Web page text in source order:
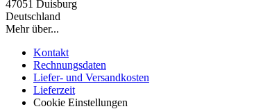
47051 Duisburg
Deutschland
Mehr über...
Kontakt
Rechnungsdaten
Liefer- und Versandkosten
Lieferzeit
Cookie Einstellungen